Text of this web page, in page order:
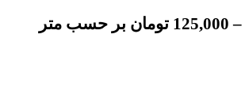
–
125,000 تومان بر حسب متر